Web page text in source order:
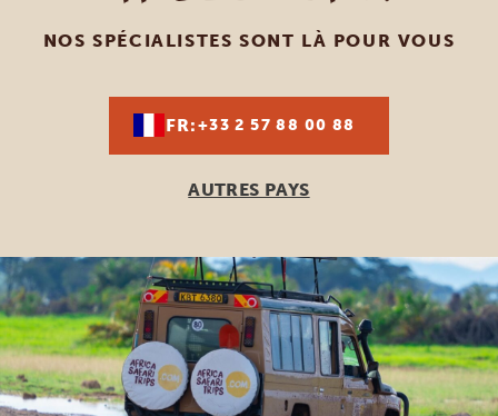
NOS SPÉCIALISTES SONT LÀ POUR VOUS
FR:+33 2 57 88 00 88
AUTRES PAYS